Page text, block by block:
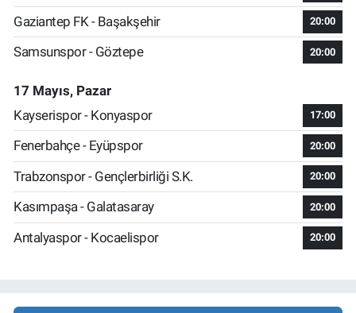
Gaziantep FK - Başakşehir 20:00
Samsunspor - Göztepe 20:00
17 Mayıs, Pazar
Kayserispor - Konyaspor
17:00
Fenerbahçe - Eyüpspor 20:00
Trabzonspor - Gençlerbirliği S.K. 20:00
Kasımpaşa - Galatasaray 20:00
Antalyaspor - Kocaelispor 20:00